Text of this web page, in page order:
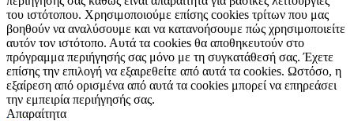
του ιστότοπου. Χρησιμοποιούμε επίσης cookies τρίτων που μας
βοηθούν να αναλύσουμε και να κατανοήσουμε πώς χρησιμοποιείτε
αυτόν τον ιστότοπο. Αυτά τα cookies θα αποθηκευτούν στο
πρόγραμμα περιήγησής σας μόνο με τη συγκατάθεσή σας. Έχετε
επίσης την επιλογή να εξαιρεθείτε από αυτά τα cookies. Ωστόσο, η
εξαίρεση από ορισμένα από αυτά τα cookies μπορεί να επηρεάσει
την εμπειρία περιήγησής σας.
Απαραίτητα